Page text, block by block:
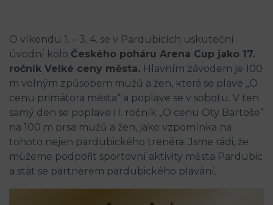
O víkendu 1. – 3. 4. se v Pardubicích uskuteční
úvodní kolo Českého poháru Arena Cup jako 17.
ročník Velké ceny města. Hlavním závodem je 100
m volným způsobem mužů a žen, která se plave „O
cenu primátora města“ a poplave se v sobotu. V ten
samý den se poplave i I. ročník „O cenu Oty Bartoše“
na 100 m prsa mužů a žen, jako vzpomínka na
tohoto nejen pardubického trenéra. Jsme rádi, že
můžeme podpořit sportovní aktivity města Pardubic
a stát se partnerem pardubického plavání.